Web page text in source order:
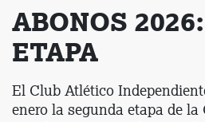
ABONOS
ETAPA
El Club Atlético
enero la segunda etapa de la